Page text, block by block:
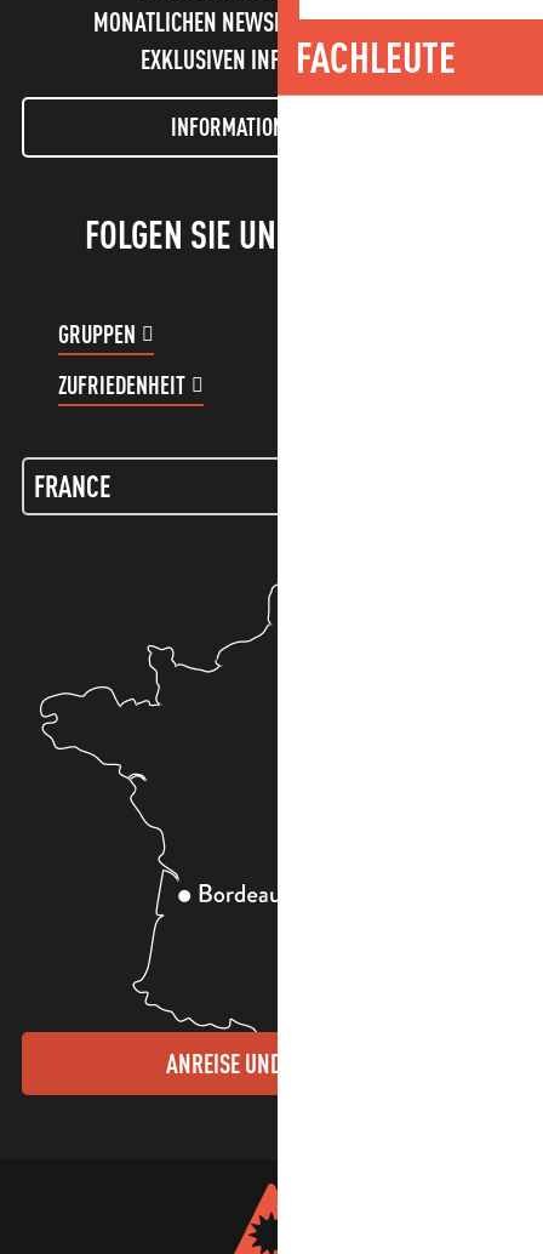
FACHLEUTE
MONATLICHEN NEWSLETTER UND UNSERE
EXKLUSIVEN INFORMATIONEN!
INFORMATIONEN LETTER
FOLGEN SIE UNS!
GRUPPEN
ZUFRIEDENHEIT
ANREISE UND KONTAKTE